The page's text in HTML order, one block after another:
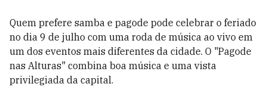
Quem prefere samba e pagode pode celebrar o feriado
no dia 9 de julho com uma roda de música ao vivo em
um dos eventos mais diferentes da cidade. O "Pagode
nas Alturas" combina boa música e uma vista
privilegiada da capital.